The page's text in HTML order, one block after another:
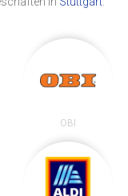
OBI